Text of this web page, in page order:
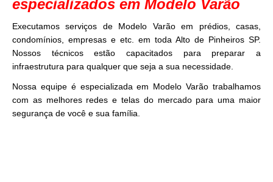
especializados em Modelo Varão
Executamos serviços de Modelo Varão em prédios, casas,
condomínios, empresas e etc. em toda Alto de Pinheiros SP.
Nossos técnicos estão capacitados para preparar a
infraestrutura para qualquer que seja a sua necessidade.
Nossa equipe é especializada em Modelo Varão trabalhamos
com as melhores redes e telas do mercado para uma maior
segurança de você e sua família.